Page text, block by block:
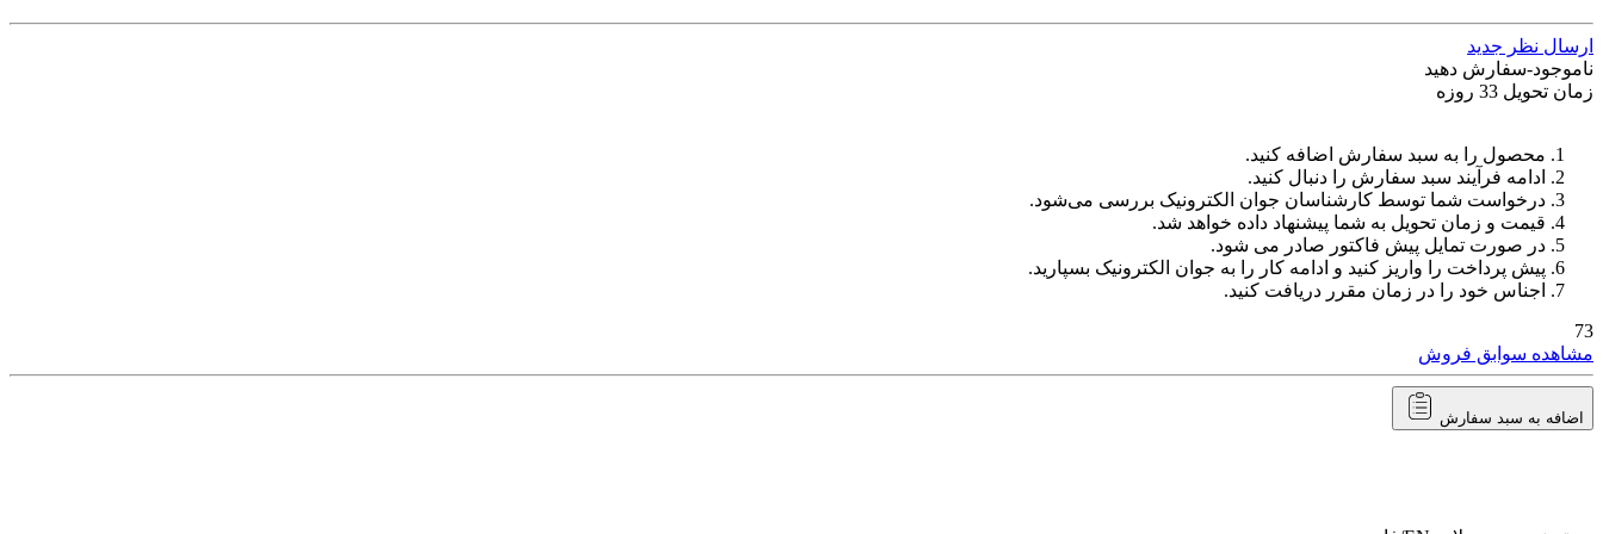
ارسال نظر جدید
ناموجود-سفارش دهید
زمان تحویل 33 روزه
محصول را به سبد سفارش اضافه کنید.
ادامه فرآیند سبد سفارش را دنبال کنید.
درخواست شما توسط کارشناسان جوان الکترونیک بررسی می‌شود.
قیمت و زمان تحویل به شما پیشنهاد داده خواهد شد.
در صورت تمایل پیش فاکتور صادر می شود.
پیش پرداخت را واریز کنید و ادامه کار را به جوان الکترونیک بسپارید.
اجناس خود را در زمان مقرر دریافت کنید.
73
مشاهده سوابق فروش
اضافه به سبد سفارش